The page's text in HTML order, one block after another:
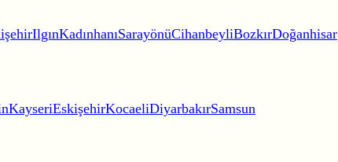
IlgınKadınhanıSarayönüCihanbeyliBozkırDoğanhisar
KayseriEskişehirKocaeliDiyarbakırSamsun